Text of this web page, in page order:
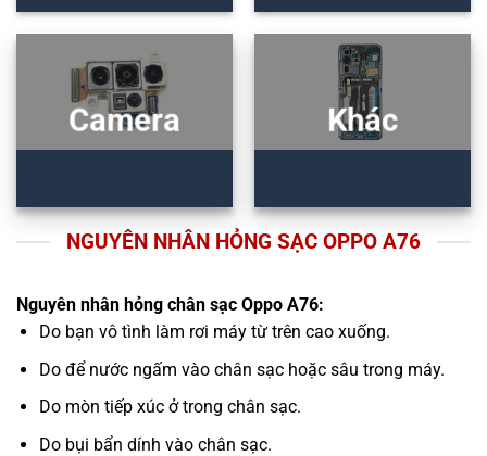
Camera Khác
NGUYÊN NHÂN HỎNG SẠC OPPO A76
Nguyên nhân hỏng chân sạc Oppo A76:
Do bạn vô tình làm rơi máy từ trên cao xuống.
Do để nước ngấm vào chân sạc hoặc sâu trong máy.
Do mòn tiếp xúc ở trong chân sạc.
Do bụi bẩn dính vào chân sạc.